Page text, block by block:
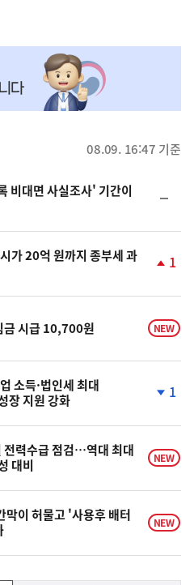
08.09. 16:47 기준
비대면 사실조사' 기간이
일
가 20억 원까지 종부세 과
상
승
1
시급 10,700원 NEW
소득·법인세 최대
지원 강화
하
락
1
전력수급 점검…역대 최대
대비
NEW
막이 허물고 '사용후 배터
NEW